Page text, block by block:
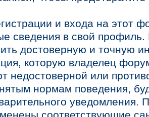
и входа на этот
сведения в свой профиль.
достоверную и точную
которую владелец
недостоверной или
нормам поведения,
уведомления.